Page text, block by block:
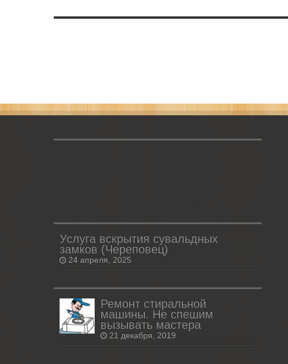
Услуга вскрытия сувальдных
замков (Череповец)
24 апреля, 2025
Ремонт стиральной
машины. Не спешим
вызывать мастера
21 декабря, 2019